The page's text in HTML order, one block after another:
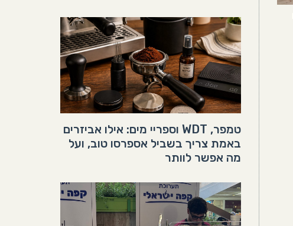
טמפר, WDT וספריי מים: אילו אביזרים
באמת צריך בשביל אספרסו טוב, ועל
מה אפשר לוותר